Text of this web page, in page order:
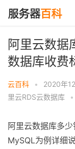
阿里云数据
数据库收费
云百科 • 2020年
里云RDS云数据库
•
阿里云数据库多
MySQL为例详细